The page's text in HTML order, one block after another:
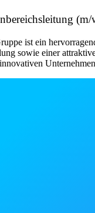
ist ein
sowie einer